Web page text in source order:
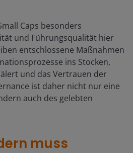
Caps besonders
und Führungsqualität hier
entschlossene Maßnahmen
ins Stocken,
und das Vertrauen der
ist daher nicht nur eine
auch des gelebten
muss